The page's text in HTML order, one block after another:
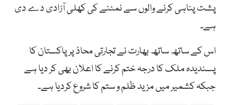
پشت پناہی کرنے والوں سے نمٹنے کی کھلی آزادی دے دی
ہے۔
اس کے ساتھ ساتھ بھارت نے تجارتی محاذ پر پاکستان کا
پسندیدہ ملک کا درجہ ختم کرنے کا اعلان بھی کر دیا ہے
جبکہ کشمیر میں مزید ظلم و ستم کا شروع کردیا ہے۔